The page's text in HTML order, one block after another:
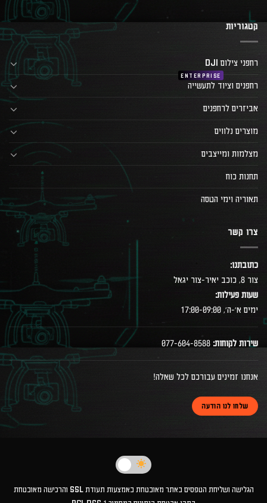
קטגוריות
רחפני צילום DJI
רחפנים וציוד לתעשייה
אביזרים לרחפנים
מוצרים נלווים
מצלמות ומייצבים
תחנות כוח
תאוריה וימי הטסה
צרו קשר
כתובתנו:
צור 8, כוכב יאיר-צור יגאל
שעות פעילות:
ימים א׳-ה׳, 17:00-09:00
שירות לקוחות:
אנחנו זמינים עבורכם לכל שאלה!
שלחו לנו הודעה
הגלישה ושליחת הטפסים באתר מאובטחת באמצעות תעודת SSL והרכישה מאובטחת